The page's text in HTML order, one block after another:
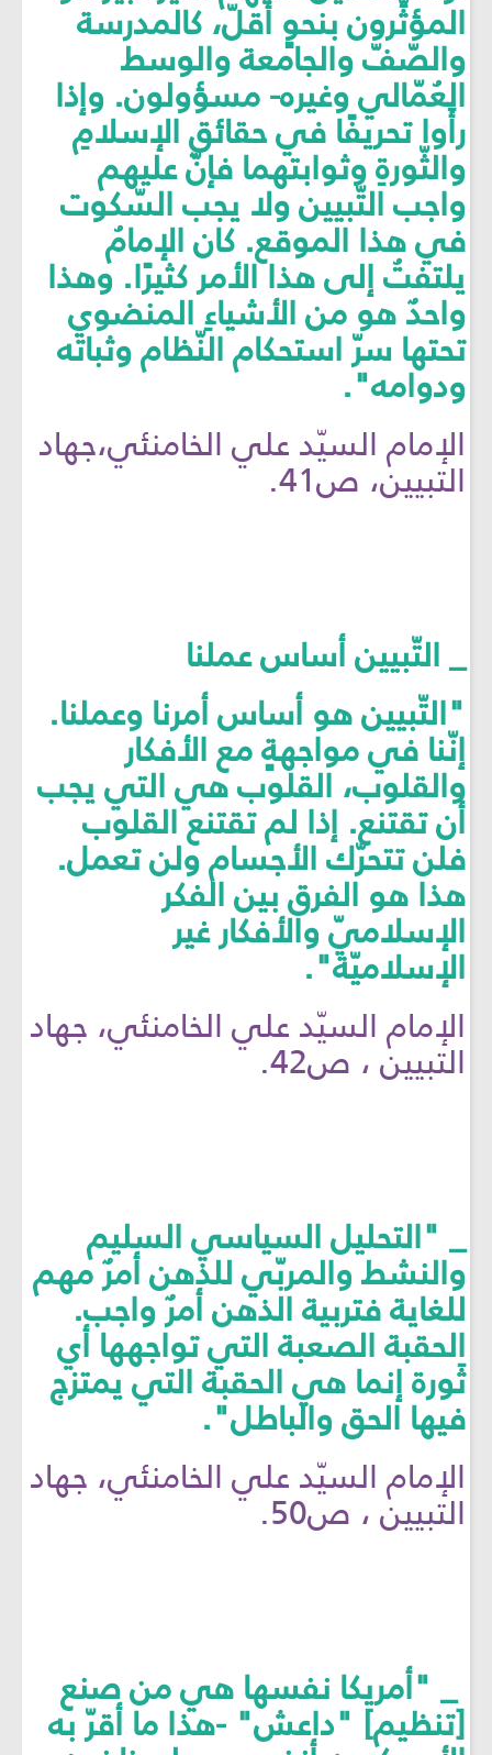
المؤثِّرون بنحوٍ أقلّ، كالمدرسة
والصّفّ والجامعة والوسط
العُمّالي وغيره- مسؤولون. وإذا
رأَوا تحريفًا في حقائقِ الإسلامِ
والثّورةِ وثوابتهما فإنّ عليهم
واجب التّبيين ولا يجب السّكوت
في هذا الموقع. كان الإمامُ
يلتفتُ إلى هذا الأمر كثيرًا. وهذا
واحدٌ هو من الأشياءِ المنضوي
تحتها سرّ استحكام النّظام وثباته
ودوامه".
الإمام السيّد علي الخامنئي،جهاد
التبيين، ص41.
_ التّبيين أساس عملنا
"التّبيين هو أساس أمرنا وعملنا.
إنّنا في مواجهةٍ مع الأفكار
والقلوب، القلوب هي التي يجب
أن تقتنع. إذا لم تقتنع القلوب
فلن تتحرّك الأجسام ولن تعمل.
هذا هو الفرق بين الفكر
الإسلاميّ والأفكار غير
الإسلاميّة".
الإمام السيّد علي الخامنئي، جهاد
التبيين ، ص42.
_ "التحليل السياسي السليم
والنشط والمربّي للذهن أمرٌ مهم
للغاية فتربية الذهن أمرٌ واجب.
الحقبة الصعبة التي تواجهها أي
ثَورة إنما هي الحقبة التي يمتزج
فيها الحق والباطل".
الإمام السيّد علي الخامنئي، جهاد
التبيين ، ص50.
_ "أمريكا نفسها هي من صنع
[تنظيم] "داعش" -هذا ما أقرّ به